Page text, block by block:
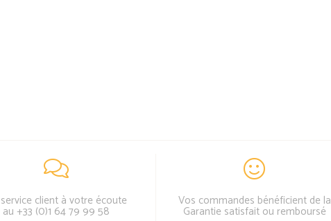
client à votre écoute
au +33 (0)1 64 79 99 58
Vos commandes bénéficient de la
Garantie satisfait ou remboursé